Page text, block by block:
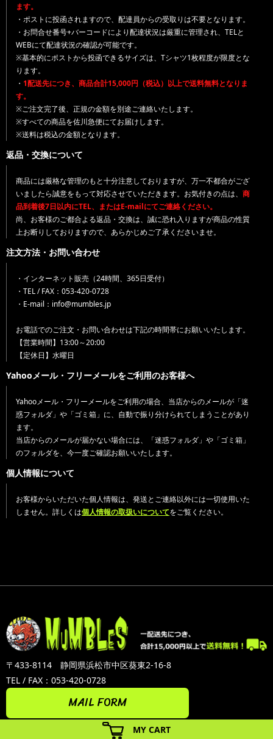
MY CART
ます。
・ポストに投函されますので、配達員からの受取りは不要となります。
・お問合せ番号+バーコードにより配達状況は厳重に管理され、TELと
WEBにて配達状況の確認が可能です。
※基本的にポストから投函できるサイズは、Tシャツ1枚程度が限度とな
ります。
・ 1配送先につき、商品合計15,000円（税込）以上で送料無料となりま
す。
※ご注文完了後、正規の金額を別途ご連絡いたします。
※すべての商品を佐川急便にてお届けします。
※送料は税込の金額となります。
返品・交換について
商品には厳格な管理のもと十分注意しておりますが、万一不都合がござ
いましたら誠意をもって対応させていただきます。お気付きの点は、 商
品到着後7日以内にTEL、またはE-mailにてご連絡ください。
尚、お客様のご都合よる返品・交換は、誠に恐れ入りますが商品の性質
上お断りしておりますので、あらかじめご了承くださいませ。
注文方法・お問い合わせ
・インターネット販売（24時間、365日受付）
・TEL / FAX：053-420-0728
・E-mail：info@mumbles.jp
お電話でのご注文・お問い合わせは下記の時間帯にお願いいたします。
【営業時間】13:00～20:00
【定休日】水曜日
Yahooメール・フリーメールをご利用のお客様へ
Yahooメール・フリーメールをご利用の場合、当店からのメールが「迷
惑フォルダ」や「ゴミ箱」に、自動で振り分けられてしまうことがあり
ます。
当店からのメールが届かない場合には、「迷惑フォルダ」や「ゴミ箱」
のフォルダを、今一度ご確認お願いいたします。
個人情報について
お客様からいただいた個人情報は、発送とご連絡以外には一切使用いた
しません。詳しくは個人情報の取扱いについてをご覧ください。
〒433-8114 静岡県浜松市中区葵東2-16-8
TEL / FAX：053-420-0728
MAIL FORM